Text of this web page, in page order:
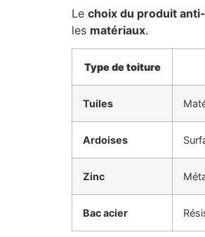
Le choix du produit
les matériaux.
Type de toiture
Tuiles
Ardoises
Zinc
Bac acier